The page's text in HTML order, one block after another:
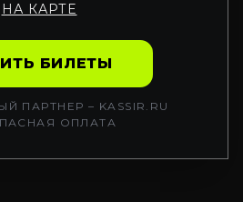
НА КАРТЕ
БИЛЕТЫ
ПАРТНЕР – KASSIR.RU
ОПЛАТА